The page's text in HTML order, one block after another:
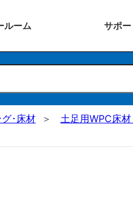
ルーム サポー
･床材
土足用WPC床